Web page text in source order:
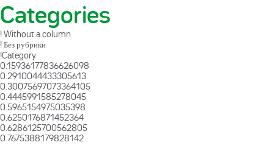
Categories
! Without a column
! Без рубрики
!Category
0.15936177836626098
0.2910044433305613
0.30075697073364105
0.4445991585278045
0.5965154975035398
0.6250176871452364
0.6286125700562805
0.7675388179828142